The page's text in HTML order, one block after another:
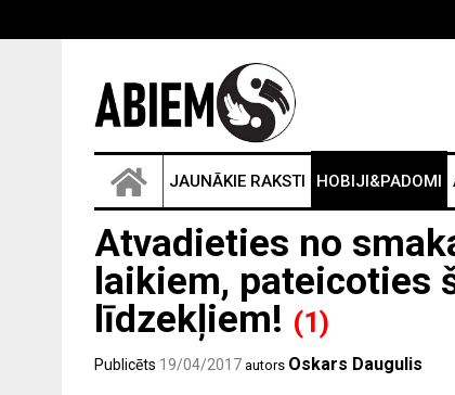
JAUNĀKIE RAKSTI HOBIJI&PADOMI
Atvadieties no
laikiem, pateicoties
līdzekļiem! (1)
Publicēts 19/04/2017 autors Oskars Daugulis